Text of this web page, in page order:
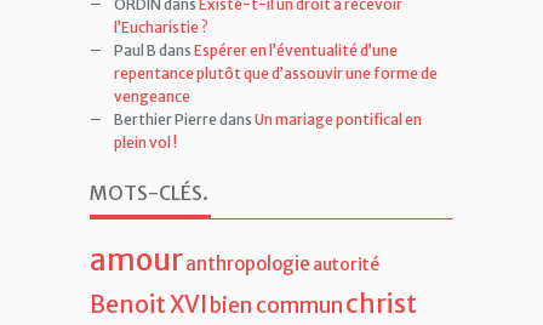
ORDIN dans Existe-t-il un droit à recevoir
l’Eucharistie ?
Paul B dans Espérer en l’éventualité d’une
repentance plutôt que d’assouvir une forme de
vengeance
Berthier Pierredans Un mariage pontifical en
plein vol !
MOTS-CLÉS.
amouranthropologie autorité
Benoit XVIbien communchrist